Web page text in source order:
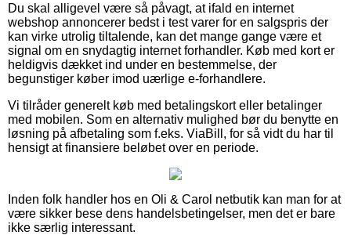
Du skal alligevel være så påvagt, at ifald en internet
webshop annoncerer bedst i test varer for en salgspris der
kan virke utrolig tiltalende, kan det mange gange være et
signal om en snydagtig internet forhandler. Køb med kort er
heldigvis dækket ind under en bestemmelse, der
begunstiger køber imod uærlige e-forhandlere.
Vi tilråder generelt køb med betalingskort eller betalinger
med mobilen. Som en alternativ mulighed bør du benytte en
løsning på afbetaling som f.eks. ViaBill, for så vidt du har til
hensigt at finansiere beløbet over en periode.
Inden folk handler hos en Oli & Carol netbutik kan man for at
være sikker bese dens handelsbetingelser, men det er bare
ikke særlig interessant.